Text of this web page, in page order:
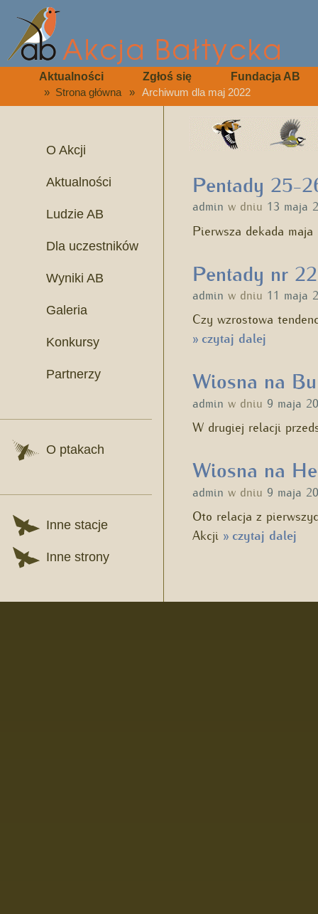
Aktualności Zgłoś się Fundacja AB
» Strona główna » Archiwum dla maj 2022
O Akcji
Aktualności
Ludzie AB
Dla uczestników
Wyniki AB
Galeria
Konkursy
Partnerzy
O ptakach
Inne stacje
Inne strony
Pentady 25-
admin w dniu 13 maja
Pierwsza dekada
Pentady nr
admin w dniu 11 maja
Czy wzrostowa
»czytaj dalej
Wiosna na
admin w dniu 9 maja
W drugiej relacji
Wiosna na
admin w dniu 9 maja
Oto relacja z
Akcji »czytaj dalej